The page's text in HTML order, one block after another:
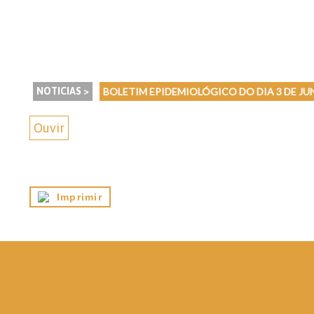
NOTICIAS > BOLETIM EPIDEMIOLÓGICO DO DIA 3 DE
Ouvir
Imprimir